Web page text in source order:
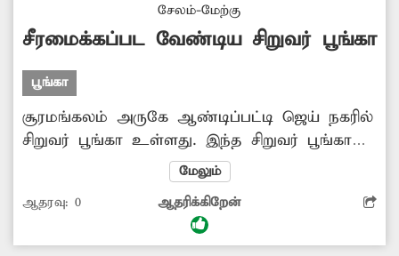
சேதமடைந்த விளையாட்டு உபகரணங்களை
அகற்றி புதிய உபகரணங்கள் அமைத்து தர
நடவடிக்கை எடுக்க வேண்டும்.
சேலம்-மேற்கு
சீரமைக்கப்பட வேண்டிய சிறுவர் பூங்கா
பூங்கா
சூரமங்கலம் அருகே ஆண்டிப்பட்டி ஜெய் நகரில்
சிறுவர் பூங்கா உள்ளது. இந்த சிறுவர் பூங்கா
பராமரிக்கப்படாமலும், சிறுவர்கள்
விளையாடுவதற்கு போதுமான உபகரணங்கள்
இல்லாமலும் ஆண்டு கணக்கில் இருந்து
வருகிறது. எனவே சம்பந்தப்பட்ட அதிகாரிகள்
மேலும்
ஆதரவு: 0 ஆதரிக்கிறேன்